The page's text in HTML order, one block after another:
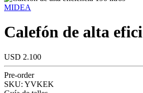
MIDEA
Calefón de alta
USD 2.100
Pre-order
SKU: YVKEK